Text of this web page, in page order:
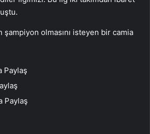
şampiyon olmasını isteyen bir camia
Paylaş
Paylaş